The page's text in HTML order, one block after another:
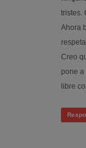
tristes.
Ahora
Creo
pone
libre